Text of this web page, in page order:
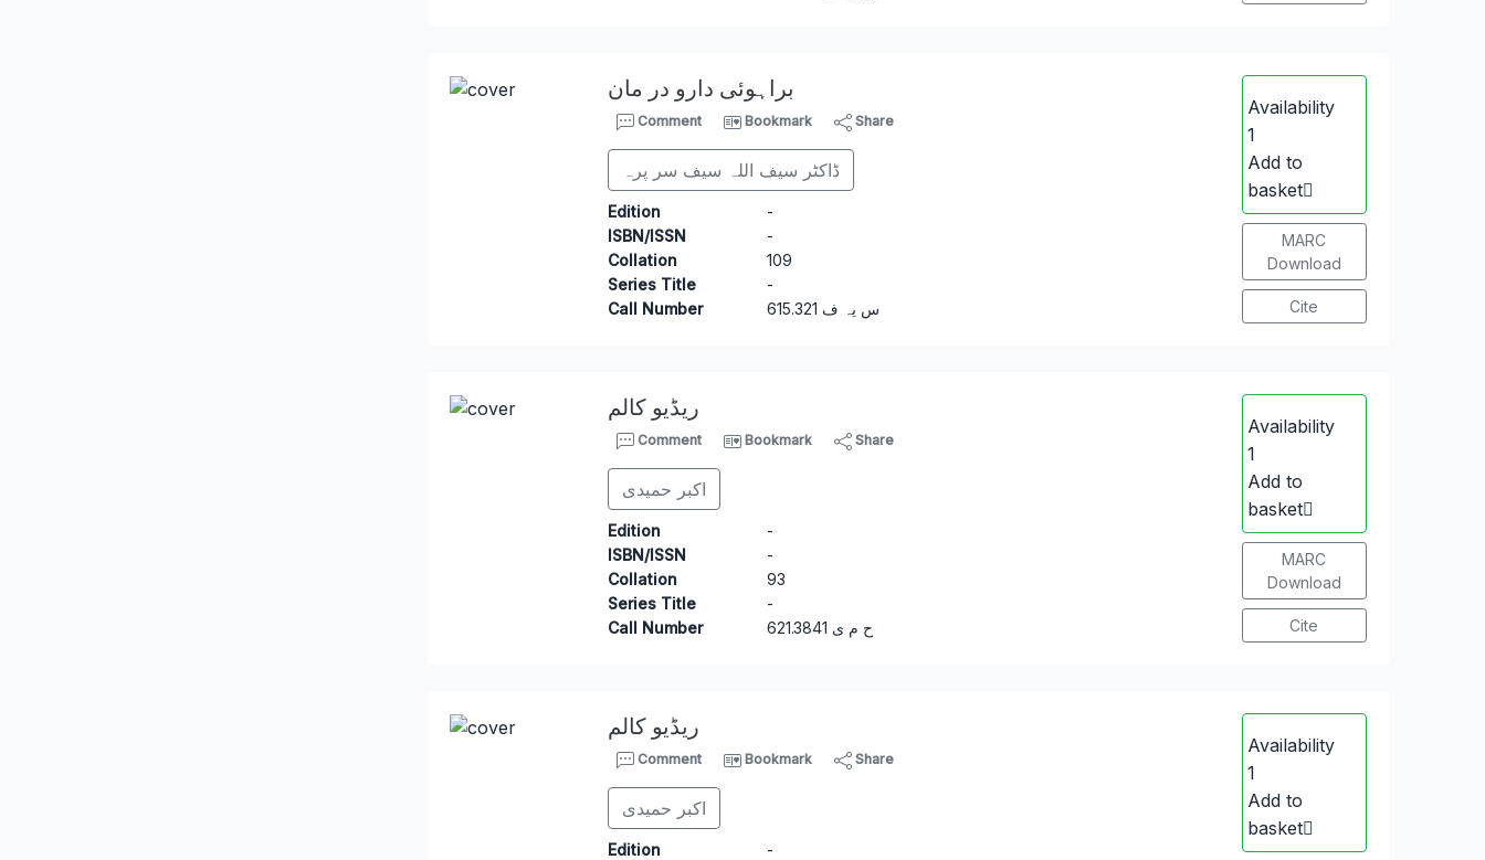
براہوئی دارو در مان
Comment Bookmark Share
ڈاکٹر سیف اللہ سیف سر پرہ
Edition
-
ISBN/ISSN
-
Collation
109
Series Title
-
Call Number
6 15.321 س یہ ف
Availability
1
Add to
basket
MARC
Download
Cite
ریڈیو کالم
Comment Bookmark Share
اکبر حمیدی
Edition
-
ISBN/ISSN
-
Collation
93
Series Title
-
Call Number
6 21.3841 ح م ی
Availability
1
Add to
basket
MARC
Download
Cite
ریڈیو کالم
Comment Bookmark Share
اکبر حمیدی
Edition
-
Availability
1
Add to
basket